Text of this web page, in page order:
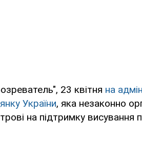
23 квітня на
України, яка незаконно
на підтримку